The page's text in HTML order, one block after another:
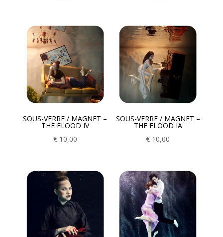
SOUS-VERRE / MAGNET –
THE FLOOD IV
€10,00
SOUS-VERRE / MAGNET –
THE FLOOD IA
€ 10,00